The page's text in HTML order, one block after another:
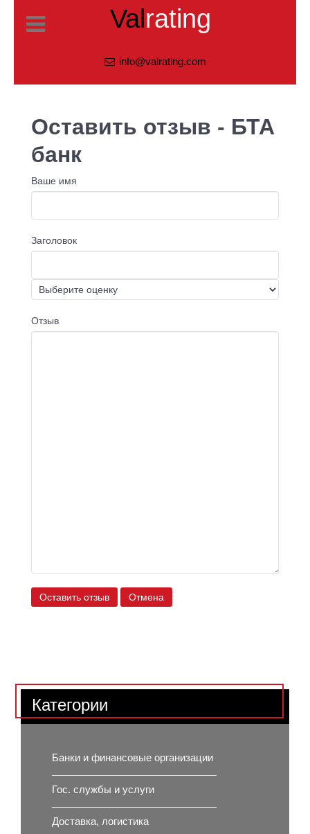
Valrating
info@valrating.com
Оставить отзыв - БТА
банк
Ваше имя
Заголовок
Отзыв
Оставить отзыв Отмена
Категории
Банки и финансовые организации
Гос. службы и услуги
Доставка, логистика